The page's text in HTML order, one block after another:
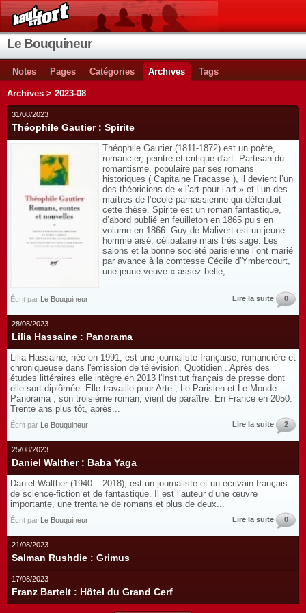
Le Bouquineur
Notes Pages Catégories Archives Tags
Archives > 2023-08
31/08/2023
Théophile Gautier : Spirite
Théophile Gautier (1811-1872) est un poète,
romancier, peintre et critique d'art. Partisan du
romantisme, populaire par ses romans
historiques ( Capitaine Fracasse ), il devient l’un
des théoriciens de « l’art pour l’art » et l’un des
maîtres de l’école parnassienne qui défendait
cette thèse. Spirite est un roman fantastique,
d’abord publié en feuilleton en 1865 puis en
volume en 1866. Guy de Malivert est un jeune
homme aisé, célibataire mais très sage. Les
salons et la bonne société parisienne l’ont marié
par avance à la comtesse Cécile d’Ymbercourt,
une jeune veuve « assez belle,...
Écrit par Le Bouquineur Lire la suite 0
28/08/2023
Lilia Hassaine : Panorama
Lilia Hassaine, née en 1991, est une journaliste française, romancière et
chroniqueuse dans l'émission de télévision, Quotidien . Après des
études littéraires elle intègre en 2013 l'Institut français de presse dont
elle sort diplômée. Elle travaille pour Arte , Le Parisien et Le Monde .
Panorama , son troisième roman, vient de paraître. En France en 2050.
Trente ans plus tôt, après...
Écrit par Le Bouquineur Lire la suite 2
25/08/2023
Daniel Walther : Baba Yaga
Daniel Walther (1940 – 2018), est un journaliste et un écrivain français
de science-fiction et de fantastique. Il est l’auteur d’une œuvre
importante, une trentaine de romans et plus de deux...
Écrit par Le Bouquineur Lire la suite 0
21/08/2023
Salman Rushdie : Grimus
17/08/2023
Franz Bartelt : Hôtel du Grand Cerf